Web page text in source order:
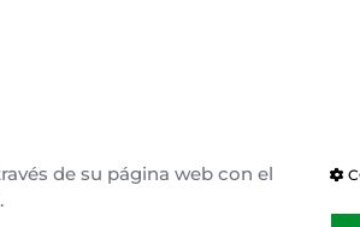
Parlamento de
de su página web con el